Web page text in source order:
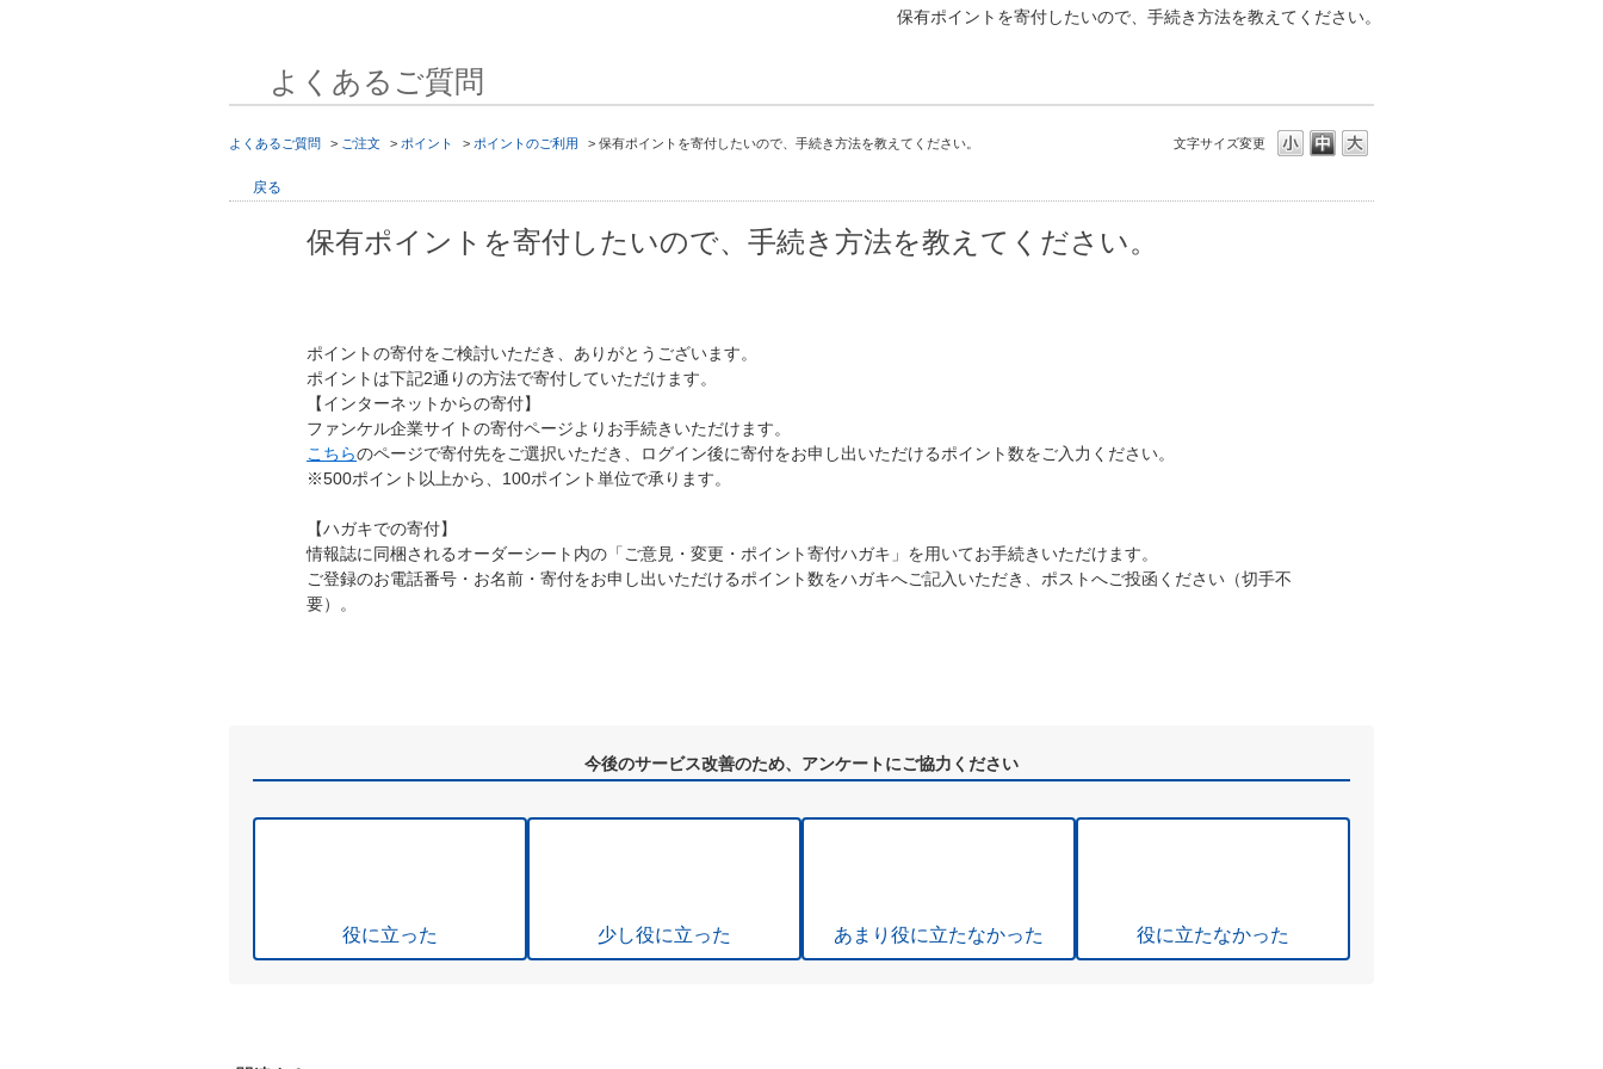
保有ポイントを寄付したいので、手続き方法を教えてください。
よくあるご質問
文字サイズ変更
よくあるご質問 > ご注文 > ポイント > ポイントのご利用 > 保有ポイントを寄付したいので、手続き方法を教えてください。
戻る
保有ポイントを寄付したいので、手続き方法を教えてください。
ポイントの寄付をご検討いただき、ありがとうございます。
ポイントは下記2通りの方法で寄付していただけます。
【インターネットからの寄付】
ファンケル企業サイトの寄付ページよりお手続きいただけます。
こちらのページで寄付先をご選択いただき、ログイン後に寄付をお申し出いただけるポイント数をご入力ください。
※500ポイント以上から、100ポイント単位で承ります。
【ハガキでの寄付】
情報誌に同梱されるオーダーシート内の「ご意見・変更・ポイント寄付ハガキ」を用いてお手続きいただけます。
ご登録のお電話番号・お名前・寄付をお申し出いただけるポイント数をハガキへご記入いただき、ポストへご投函ください（切手不
要）。
今後のサービス改善のため、アンケートにご協力ください
役に立った 少し役に立った あまり役に立たなかった 役に立たなかった